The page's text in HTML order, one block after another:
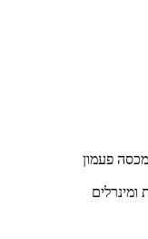
מכסה פעמון